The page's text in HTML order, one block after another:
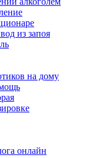
из запоя
на дому
онлайн